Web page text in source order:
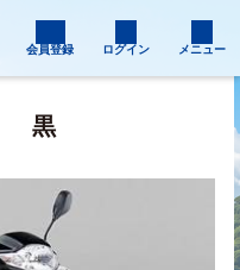
会員登録 ログイン メニュー
黒